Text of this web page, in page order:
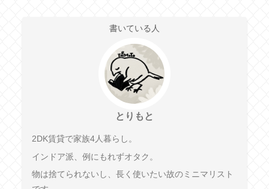
書いている人
とりもと
2DK賃貸で家族4人暮らし。
インドア派、例にもれずオタク。
物は捨てられないし、長く使いたい故のミニマリスト